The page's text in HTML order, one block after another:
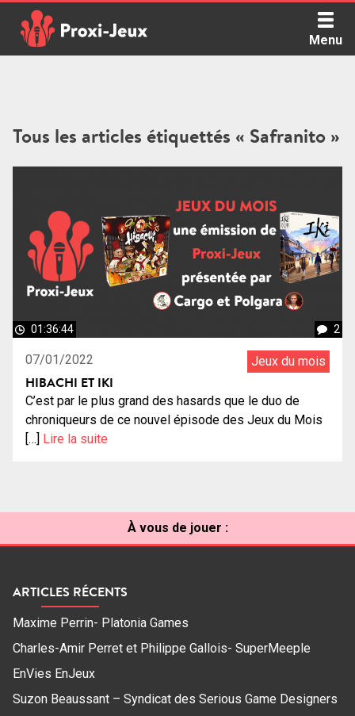
content
Menu
Tous les articles étiquettés « Safranito »
01:36:44 2
07/01/2022 Jeux du mois
HIBACHI ET IKI
C’est par le plus grand des hasards que le duo de
chroniqueurs de ce nouvel épisode des Jeux du Mois
[…] Lire la suite
À vous de jouer :
ARTICLES RÉCENTS
Maxime Perrin- Platonia Games
Charles-Amir Perret et Philippe Gallois- SuperMeeple
EnVies EnJeux
Suzon Beaussant – Syndicat des Serious Game Designers